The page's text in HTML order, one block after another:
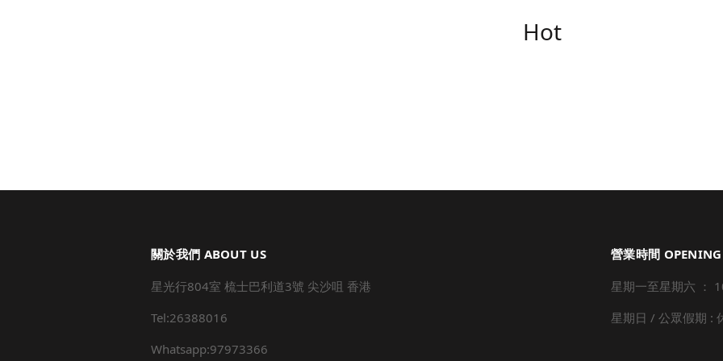
Hot
關於我們 ABOUT US
星光行804室 梳士巴利道3號 尖沙咀 香港
Tel:26388016
Whatsapp:97973366
營業時間
星期一至星期六 ：
星期日 / 公眾假期 :